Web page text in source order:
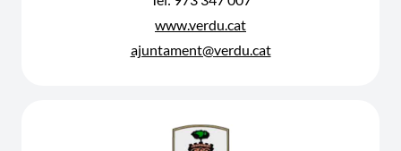
www.verdu.cat
ajuntament@verdu.cat